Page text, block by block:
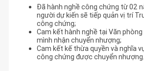
Đã hành nghề công chứng từ 02
người dự kiến sẽ tiếp quản vị trí
công chứng;
Cam kết hành nghề tại Văn
mình nhận chuyển nhượng;
Cam kết kế thừa quyền và nghĩa
công chứng được chuyển nhượng.